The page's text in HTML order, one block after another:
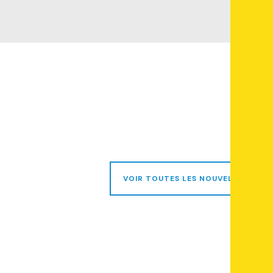
VOIR TOUTES LES NOUVELLES